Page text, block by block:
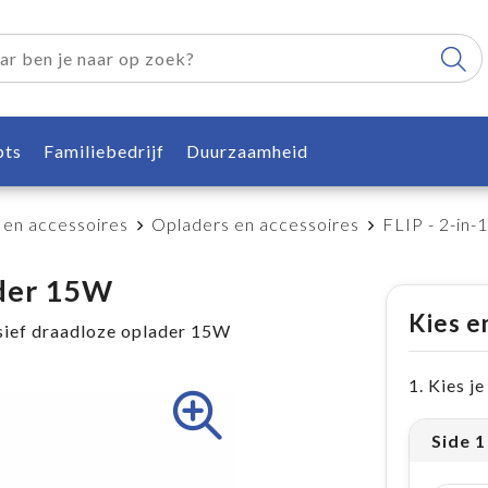
Familiebedrijf Duurzaamheid
accessoires Opladers en accessoires FLIP - 2-in-
15W
draadloze oplader 15W Kies
1. Kies
Side